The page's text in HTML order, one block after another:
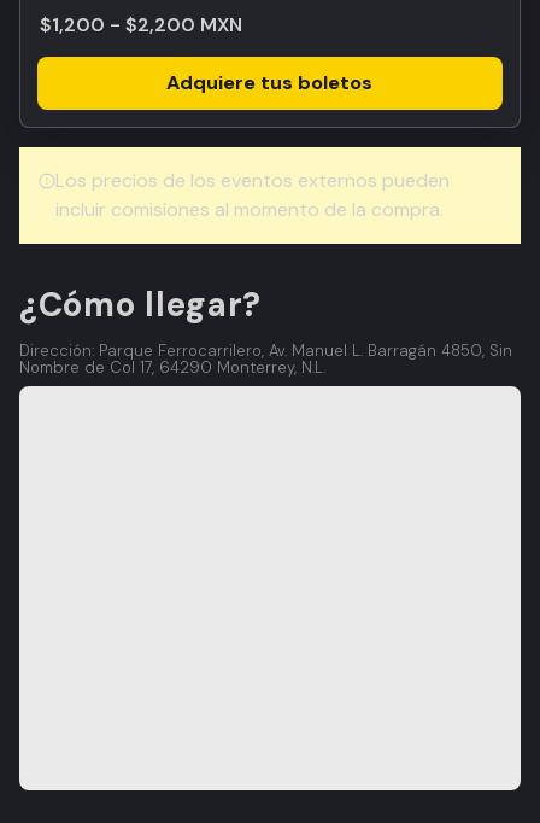
$1,200 - $2,200 MXN
Adquiere tus boletos
Los precios de los eventos externos pueden
incluir comisiones al momento de la compra.
¿Cómo llegar?
Dirección: Parque Ferrocarrilero, Av. Manuel L. Barragán 4850, Sin
Nombre de Col 17, 64290 Monterrey, N.L.